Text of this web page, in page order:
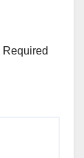
Required